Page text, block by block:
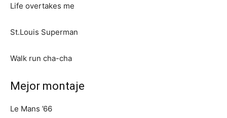
Life overtakes me
St.Louis Superman
Walk run cha-cha
Mejor montaje
Le Mans ’66